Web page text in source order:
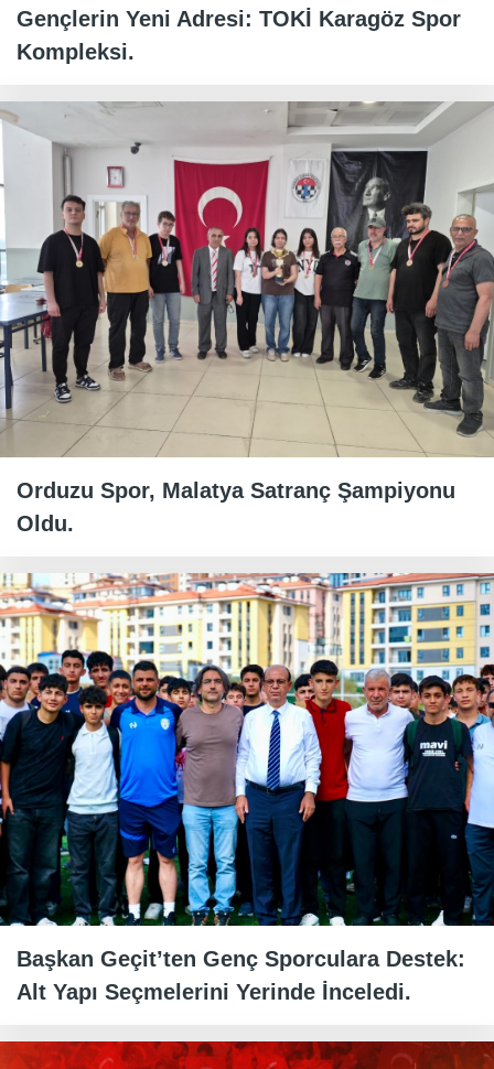
Gençlerin Yeni Adresi: TOKİ Karagöz Spor
Kompleksi.
Orduzu Spor, Malatya Satranç Şampiyonu
Oldu.
Başkan Geçit’ten Genç Sporculara Destek:
Alt Yapı Seçmelerini Yerinde İnceledi.